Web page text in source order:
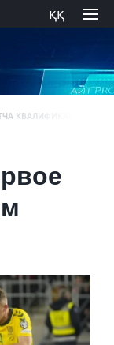
ққ
КВАЛИФИКАЦИИ ЧМ-